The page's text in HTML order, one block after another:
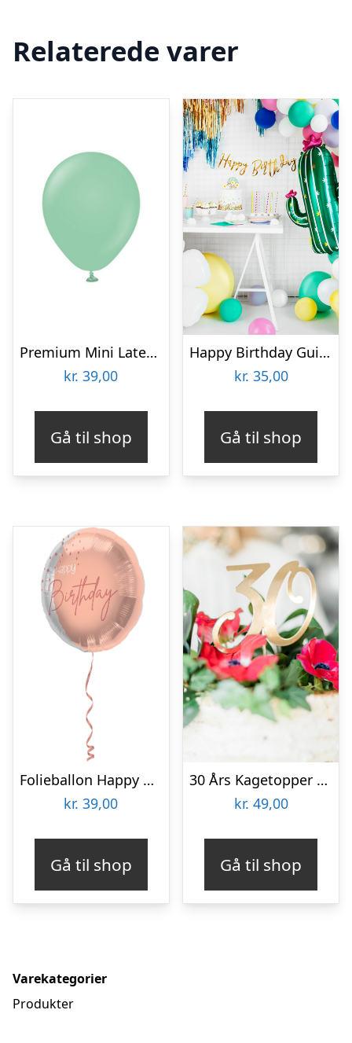
Relaterede varer
Premium Mini Latexballoner Mintgrøn
kr. 39,00
Gå til shop
Happy Birthday Guirlande Guld
kr. 35,00
Gå til shop
Folieballon Happy Birthday Lush Blush
kr. 39,00
Gå til shop
30 Års Kagetopper Guld
kr. 49,00
Gå til shop
Varekategorier
Produkter